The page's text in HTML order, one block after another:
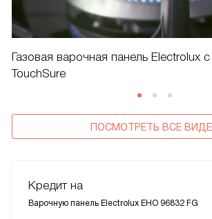
Газовая варочная панель Electrolux с
TouchSure
ПОСМОТРЕТЬ ВСЕ
Кредит на
Варочную панель Electrolux EHO 96832 FG